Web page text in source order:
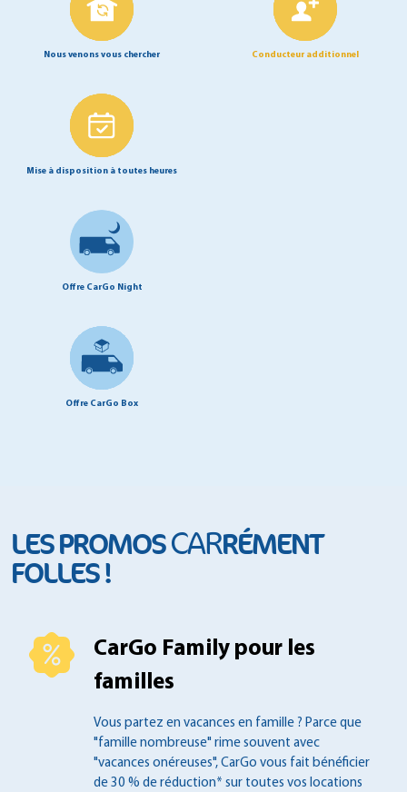
Nous venons vous chercher
Mise à disposition à toutes heures
Offre CarGo Night
Offre CarGo Box
Conducteur additionnel
LES PROMOSCARRÉMENT
FOLLES !
CarGo Family pour les
familles
Vous partez en vacances en famille ? Parce que
"famille nombreuse" rime souvent avec
"vacances onéreuses", CarGo vous fait bénéficier
de 30 % de réduction* sur toutes vos locations